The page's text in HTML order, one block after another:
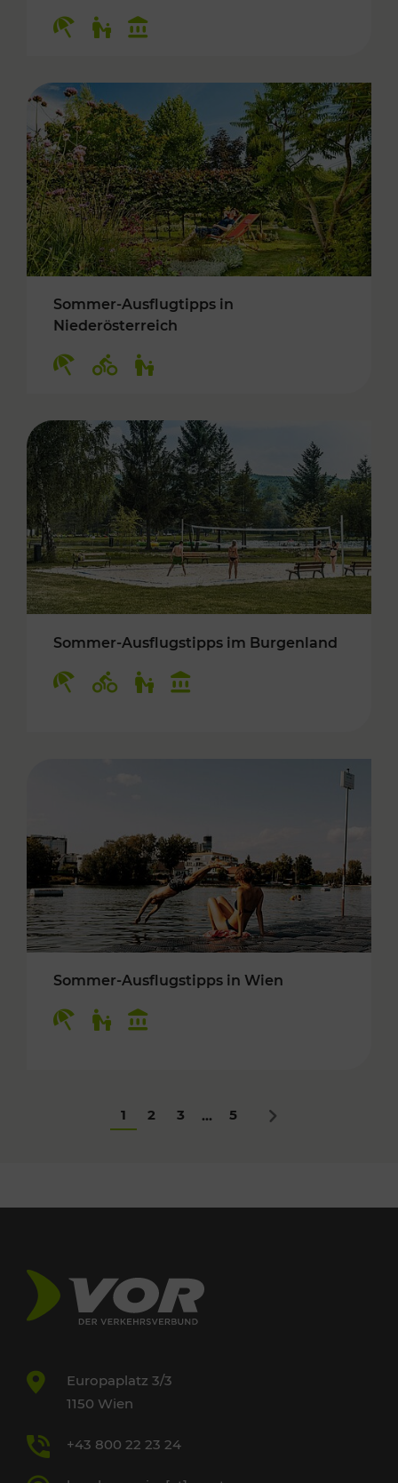
Sommer-Ausflugtipps in
Niederösterreich
Sommer-Ausflugstipps im Burgenland
Sommer-Ausflugstipps in Wien
1 2 3 ... 5 Nächstes
Europaplatz 3/3
1150 Wien
+43 800 22 23 24